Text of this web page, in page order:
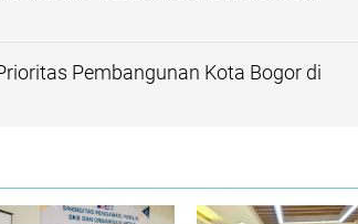
Pembangunan Kota Bogor di